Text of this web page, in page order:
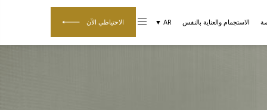
الاحتياطي الآن الاستجمام والعناية بالنفس AR ▼